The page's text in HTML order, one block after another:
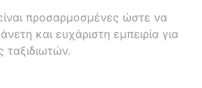
προσαρμοσμένες ώστε να
και ευχάριστη εμπειρία για
ταξιδιωτών.